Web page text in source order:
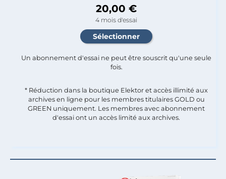
20,00 €
4 mois d'essai
Un abonnement d'essai ne peut être souscrit qu'une seule
fois.​
* Réduction dans la boutique Elektor et accès illimité aux
archives en ligne pour les membres titulaires GOLD ou
GREEN uniquement. Les membres avec abonnement
d'essai ont un accès limité aux archives.